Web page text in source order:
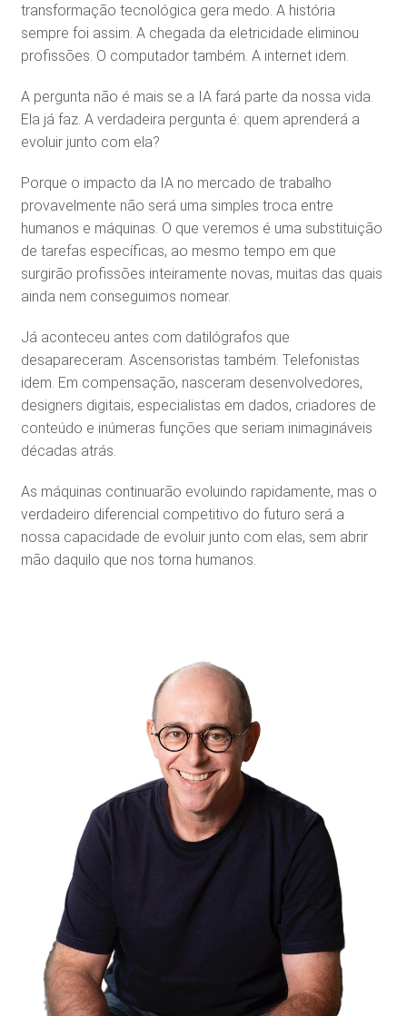
transformação tecnológica gera medo. A história
sempre foi assim. A chegada da eletricidade eliminou
profissões. O computador também. A internet idem.
A pergunta não é mais se a IA fará parte da nossa vida.
Ela já faz. A verdadeira pergunta é: quem aprenderá a
evoluir junto com ela?
Porque o impacto da IA no mercado de trabalho
provavelmente não será uma simples troca entre
humanos e máquinas. O que veremos é uma substituição
de tarefas específicas, ao mesmo tempo em que
surgirão profissões inteiramente novas, muitas das quais
ainda nem conseguimos nomear.
Já aconteceu antes com datilógrafos que
desapareceram. Ascensoristas também. Telefonistas
idem. Em compensação, nasceram desenvolvedores,
designers digitais, especialistas em dados, criadores de
conteúdo e inúmeras funções que seriam inimagináveis
décadas atrás.
As máquinas continuarão evoluindo rapidamente, mas o
verdadeiro diferencial competitivo do futuro será a
nossa capacidade de evoluir junto com elas, sem abrir
mão daquilo que nos torna humanos.